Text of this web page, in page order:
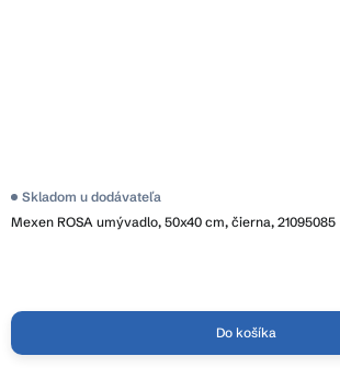
Mexen ROSA umývadlo, 50x40 cm, čierna, 21095085
Skladom u dodávateľa
Do košíka